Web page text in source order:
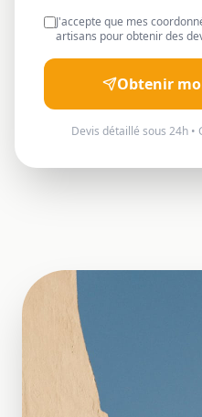
J'accepte que mes
artisans pour obtenir des
Obtenir
Devis détaillé sous 24h